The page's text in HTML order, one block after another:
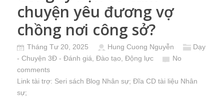
chuyện yêu đương vợ
chồng nơi công sở?
Tháng Tư 20, 2025 Hung Cuong Nguyễn
Dạy
- Chuyện 3Đ - Đánh giá, Đào tạo, Động lực
No
comments
Link tài trợ: Seri sách Blog Nhân sự; Đĩa CD tài liệu Nhân
sự;